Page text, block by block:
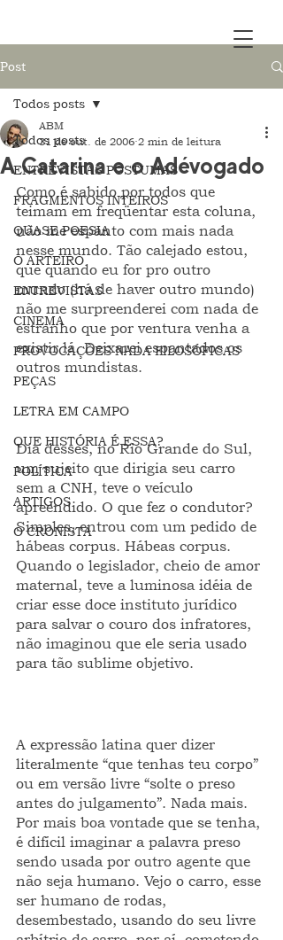
Post
Todos posts
ENTREVISTAS PÓSTUMAS
FRAGMENTOS INTEIROS
QUASE POESIA
O ARTEIRO
ENTREVISTAS
CINEMA
PROVOCAÇÕES NADA FILOSÓFICAS
PEÇAS
LETRA EM CAMPO
QUE HISTÓRIA É ESSA?
POLÍTICA
ARTIGOS
O CRONISTA
Todos posts
A Catarina e o Adévogado
ABM
31 de out. de 2006 2 min de leitura
Como é sabido por todos que
teimam em freqüentar esta coluna,
não me espanto com mais nada
nesse mundo. Tão calejado estou,
que quando eu for pro outro
mundo (há de haver outro mundo)
não me surpreenderei com nada de
estranho que por ventura venha a
existir lá. Deixarei espantados os
outros mundistas.
Dia desses, no Rio Grande do Sul,
um sujeito que dirigia seu carro
sem a CNH, teve o veículo
apreendido. O que fez o condutor?
Simples, entrou com um pedido de
hábeas corpus. Hábeas corpus.
Quando o legislador, cheio de amor
maternal, teve a luminosa idéia de
criar esse doce instituto jurídico
para salvar o couro dos infratores,
não imaginou que ele seria usado
para tão sublime objetivo.
A expressão latina quer dizer
literalmente “que tenhas teu corpo”
ou em versão livre “solte o preso
antes do julgamento”. Nada mais.
Por mais boa vontade que se tenha,
é difícil imaginar a palavra preso
sendo usada por outro agente que
não seja humano. Vejo o carro, esse
ser humano de rodas,
desembestado, usando do seu livre